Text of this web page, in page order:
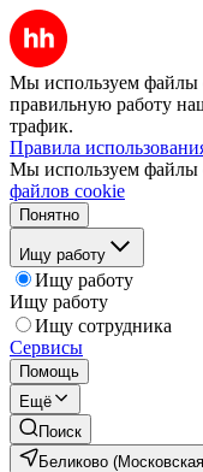
Мы используем файлы
правильную работу
трафик.
Правила
Мы используем файлы
файлов cookie
Понятно
Ищу работу
Ищу работу
Ищу работу
Ищу сотрудника
Сервисы
Помощь
Ещё
Поиск
Беликово